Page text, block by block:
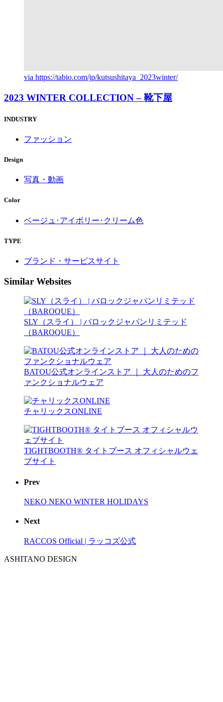
via https://tabio.com/jp/kutsushitaya_2023winter/
2023 WINTER COLLECTION – 靴下屋
INDUSTRY
ファッション
Design
写真・動画
Color
ベージュ･アイボリー･クリーム色
TYPE
ブランド・サービスサイト
Similar Websites
SLY（スライ） | バロックジャパンリミテッド
（BAROQUE）
BATOU公式オンラインストア ｜ 大人のためのフ
ァンクショナルウェア
チャリックスONLINE
TIGHTBOOTH® タイトブース オフィシャルウェ
ブサイト
Prev
NEKO NEKO WINTER HOLIDAYS
Next
RACCOS Official | ラッコズ公式
ASHITANO DESIGN